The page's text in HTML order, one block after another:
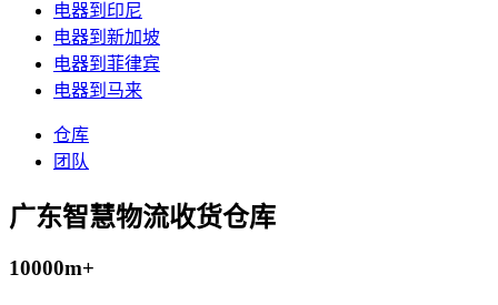
电器到印尼
电器到新加坡
电器到菲律宾
电器到马来
仓库
团队
广东智慧物流收货仓库
10000m+